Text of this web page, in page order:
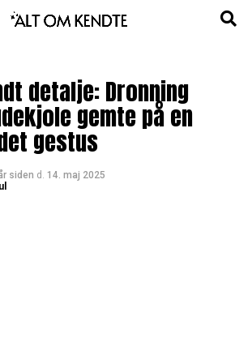
detalje: Dronning
gemte på en
gestus
siden d. 14. maj 2025